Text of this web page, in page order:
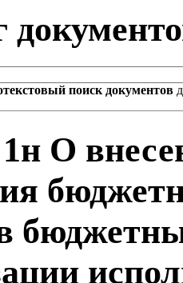
поиск документов
О